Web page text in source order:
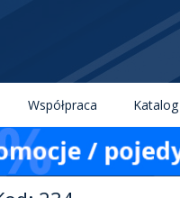
Współpraca Katalog